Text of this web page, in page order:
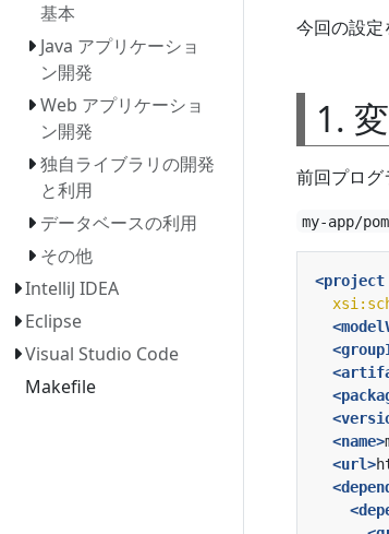
基本
Java アプリケーショ
ン開発
Web アプリケーショ
ン開発
独自ライブラリの開発
と利用
データベースの利用
その他
IntelliJ IDEA
Eclipse
Visual Studio Code
Makefile
今回の設定
1.
前回プロ
my-app/
<project
<name>
<url>